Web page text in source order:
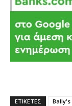
ΕΤΙΚΕΤΕΣ Bally's